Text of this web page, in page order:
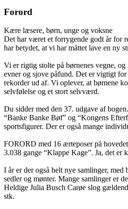
Forord
Kære læsere, børn, unge og voksne
Det har været et forrygende godt år for
har betydet, at vi har måttet lave en ny
Vi er rigtig stolte på børnenes vegne,
evner og sjove påfund. Det er vigtigt
rekorder ud af. Vi oplever, at børnene
selvfølelse og et stort selvværd.
Du sidder med den 37. udgave af
“Banke Banke Bøf” og “Kongens
sportsfigurer. Der er også mange
FORORD med 16 ærteposer på
3.038 gange “Klappe Kage”. Ja, det
I år er der også helt nye samlinger,
sedler og mønter. Mange samlinger er
Heldige Julia Busch Carøe slog
stk.